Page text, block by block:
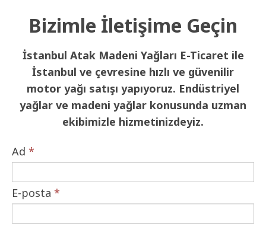
Bizimle İletişime Geçin
İstanbul Atak Madeni Yağları E-Ticaret ile
İstanbul ve çevresine hızlı ve güvenilir
motor yağı satışı yapıyoruz. Endüstriyel
yağlar ve madeni yağlar konusunda uzman
ekibimizle hizmetinizdeyiz.
Ad *
E-posta *